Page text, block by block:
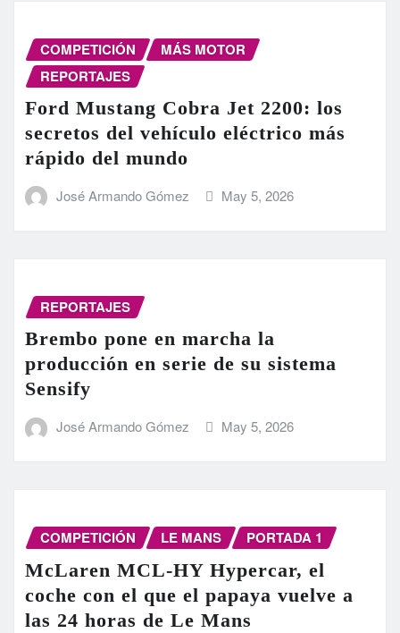
COMPETICIÓN
MÁS MOTOR
REPORTAJES
Ford Mustang Cobra Jet 2200: los
secretos del vehículo eléctrico más
rápido del mundo
José Armando Gómez May 5, 2026
REPORTAJES
Brembo pone en marcha la
producción en serie de su sistema
Sensify
José Armando Gómez May 5, 2026
COMPETICIÓN LE MANS PORTADA 1
McLaren MCL-HY Hypercar, el
coche con el que el papaya vuelve a
las 24 horas de Le Mans